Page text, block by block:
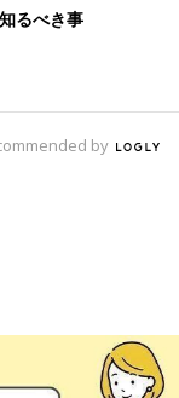
るべき事
by